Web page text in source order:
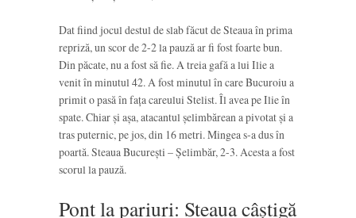
Dat fiind jocul destul de slab făcut de Steaua în prima
repriză, un scor de 2-2 la pauză ar fi fost foarte bun.
Din păcate, nu a fost să fie. A treia gafă a lui Ilie a
venit în minutul 42. A fost minutul în care Bucuroiu a
primit o pasă în fața careului Stelist. Îl avea pe Ilie în
spate. Chiar și așa, atacantul șelimbărean a pivotat și a
tras puternic, pe jos, din 16 metri. Mingea s-a dus în
poartă. Steaua București – Șelimbăr, 2-3. Acesta a fost
scorul la pauză.
Pont la pariuri: Steaua câștigă